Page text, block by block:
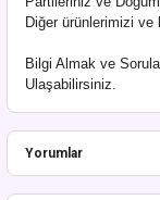
Diğer ürünlerimizi
Bilgi Almak ve
Ulaşabilirsiniz.
Yorumlar